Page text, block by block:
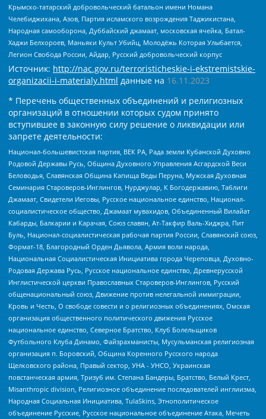
Крымско-татарский добровольческий батальон имени Номана
Челебиджихана, Азов, Партия исламского возрождения Таджикистана,
Народная самооборона, Дуббайский джамаат, московская ячейка, Батал-
Хаджи Белхороев, Маньяки Культ Убийц, Молодёжь Которая Улыбается,
Легион Свобода России, Айдар, Русский добровольческий корпус
Источник: http://nac.gov.ru/terroristicheskie-i-ekstremistskie-
organizacii-i-materialy.html данные на 16.11.2023
* Перечень общественных объединений и религиозных
организаций в отношении которых судом принято
вступившее в законную силу решение о ликвидации или
запрете деятельности:
Национал-большевистская партия, ВЕК РА, Рада земли Кубанской Духовно
Родовой Державы Русь, Община Духовного Управления Асгардской Веси
Беловодья, Славянская Община Капища Веды Перуна, Мужская Духовная
Семинария Староверов-Инглингов, Нурджулар, К Богодержавию, Таблиги
Джамаат, Свидетели Иеговы, Русское национальное единство, Национал-
социалистическое общество, Джамаат мувахидов, Объединенный Вилайат
Кабарды, Балкарии и Карачая, Союз славян, Ат-Такфир Валь-Хиджра, Пит
Буль, Национал-социалистическая рабочая партия России, Славянский союз,
Формат-18, Благородный Орден Дьявола, Армия воли народа,
Национальная Социалистическая Инициатива города Череповца, Духовно-
Родовая Держава Русь, Русское национальное единство, Древнерусской
Инглистической церкви Православных Староверов-Инглингов, Русский
общенациональный союз, Движение против нелегальной иммиграции,
Кровь и Честь, О свободе совести и о религиозных объединениях, Омская
организация общественного политического движения Русское
национальное единство, Северное Братство, Клуб Болельщиков
Футбольного Клуба Динамо, Файзрахманисты, Мусульманская религиозная
организация п. Боровский, Община Коренного Русского народа
Щелковского района, Правый сектор, УНА - УНСО, Украинская
повстанческая армия, Тризуб им. Степана Бандеры, Братство, Белый Крест,
Misanthropic division, Религиозное объединение последователей инглиизма,
Народная Социальная Инициатива, TulaSkins, Этнополитическое
объединение Русские, Русское национальное объединение Атака, Мечеть